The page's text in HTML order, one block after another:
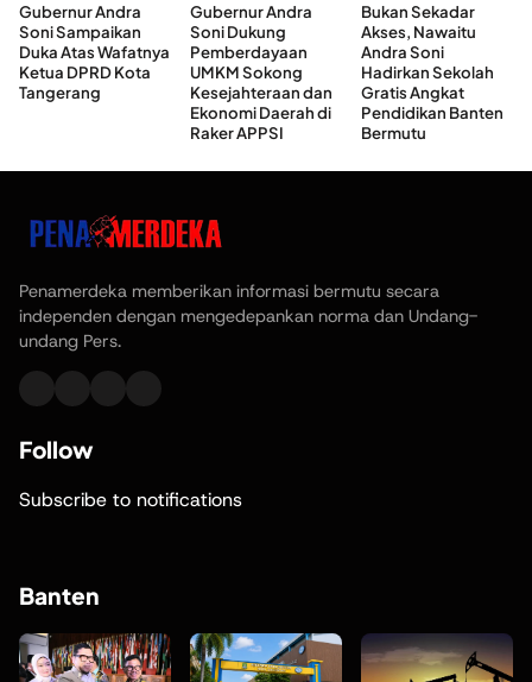
Gubernur Andra
Soni Sampaikan
Duka Atas Wafatnya
Ketua DPRD Kota
Tangerang
Gubernur Andra
Soni Dukung
Pemberdayaan
UMKM Sokong
Kesejahteraan dan
Ekonomi Daerah di
Raker APPSI
Bukan Sekadar
Akses, Nawaitu
Andra Soni
Hadirkan Sekolah
Gratis Angkat
Pendidikan Banten
Bermutu
Penamerdeka memberikan informasi bermutu secara
independen dengan mengedepankan norma dan Undang-
undang Pers.
Follow
Subscribe to notifications
Banten